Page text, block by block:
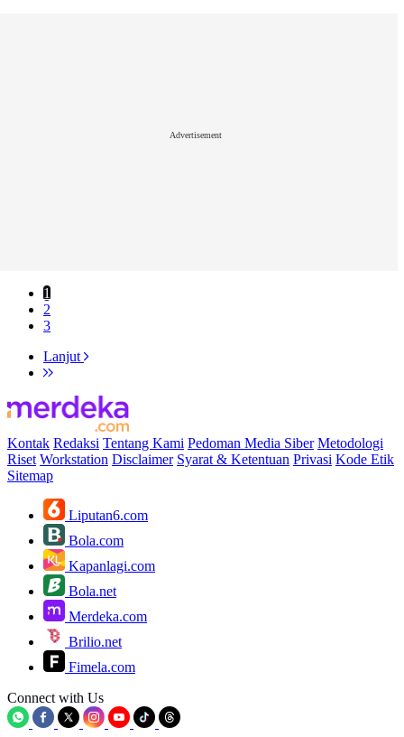
Advertisement
1
2
3
Lanjut
Kontak Redaksi Tentang Kami Pedoman Media Siber Metodologi
Riset Workstation Disclaimer Syarat & Ketentuan Privasi Kode Etik
Sitemap
Liputan6.com
Bola.com
Kapanlagi.com
Bola.net
Merdeka.com
Brilio.net
Fimela.com
Connect with Us